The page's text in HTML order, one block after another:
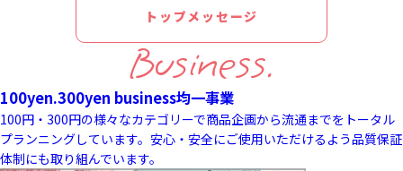
トップメッセージ
Business.
100yen.300yen business均一事業
100円・300円の様々なカテゴリーで商品企画から流通までをトータル
プランニングしています。安心・安全にご使用いただけるよう品質保証
体制にも取り組んでいます。